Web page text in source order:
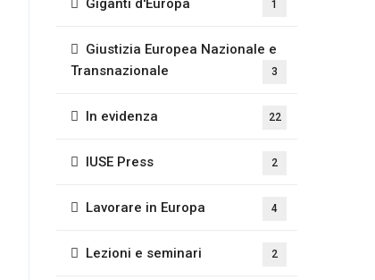
Giganti d'Europa 1
Giustizia Europea Nazionale e
Transnazionale
3
In evidenza 22
IUSE Press 2
Lavorare in Europa 4
Lezioni e seminari 2